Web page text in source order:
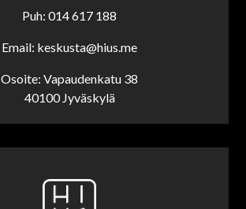
Puh: 014 617 188
Email: keskusta@hius.me
Osoite: Vapaudenkatu 38
40100 Jyväskylä